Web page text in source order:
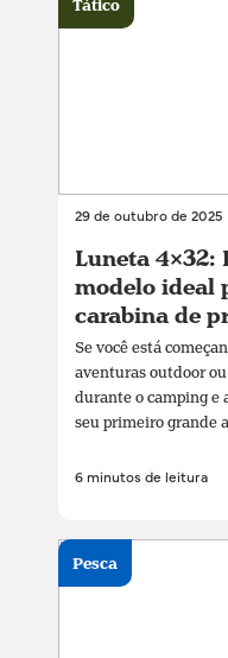
29 de outubro de 2025
Luneta 4×32:
modelo ideal
carabina de
Se você está
aventuras outdoor
durante o camping e
seu primeiro grande
6 minutos de leitura
Tático
Pesca